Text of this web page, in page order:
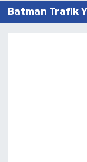
Batman Trafik
Namaz